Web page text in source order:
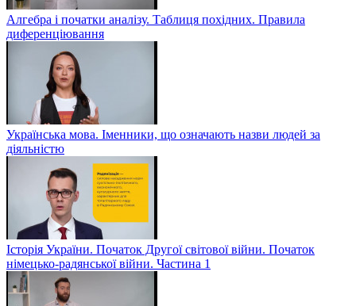
Алгебра і початки аналізу. Таблиця похідних. Правила
диференціювання
Українська мова. Іменники, що означають назви людей за
діяльністю
Історія України. Початок Другої світової війни. Початок
німецько-радянської війни. Частина 1